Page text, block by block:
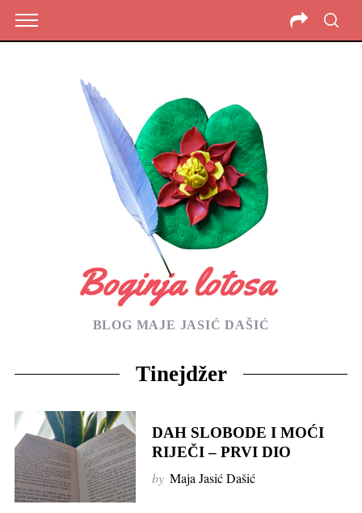
BLOG MAJE JASIĆ DAŠIĆ
Tinejdžer
DAH SLOBODE I MOĆI
RIJEČI – PRVI DIO
by Maja Jasić Dašić